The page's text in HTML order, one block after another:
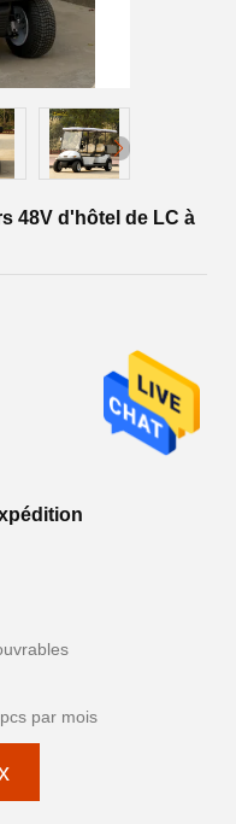
48V d'hôtel de LC à
par mois